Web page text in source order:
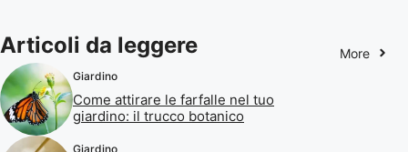
Articoli da leggere More
Giardino
Come attirare le farfalle nel tuo
giardino: il trucco botanico
Giardino